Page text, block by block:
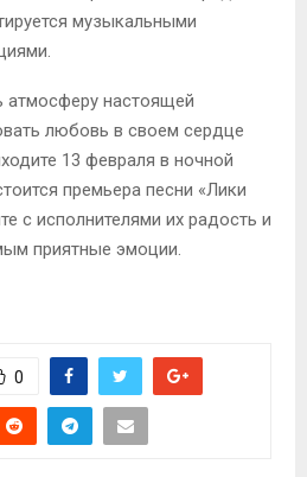
музыкальными
атмосферу настоящей
любовь в своем сердце
13 февраля в ночной
премьера песни «Лики
с исполнителями их радость и
приятные эмоции.
0